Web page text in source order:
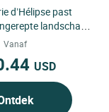
d’Hélipse past
landschap
in het hart van de
Vanaf
USD